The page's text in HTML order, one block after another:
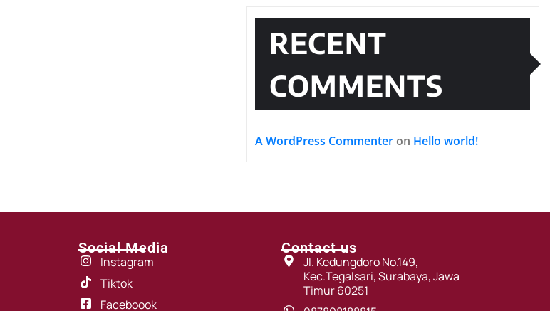
RECENT
COMMENTS
A WordPress Commenter on Hello world!
Social Media
Instagram
Tiktok
Faceboook
Contact us
Jl. Kedungdoro No.149,
Kec.Tegalsari, Surabaya, Jawa
Timur 60251